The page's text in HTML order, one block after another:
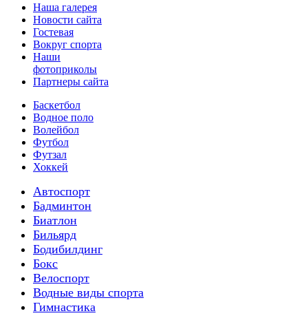
Наша галерея
Новости сайта
Гостевая
Вокруг спорта
Наши
фотоприколы
Партнеры сайта
Баскетбол
Водное поло
Волейбол
Футбол
Футзал
Хоккей
Автоспорт
Бадминтон
Биатлон
Бильярд
Бодибилдинг
Бокс
Велоспорт
Водные виды спорта
Гимнастика